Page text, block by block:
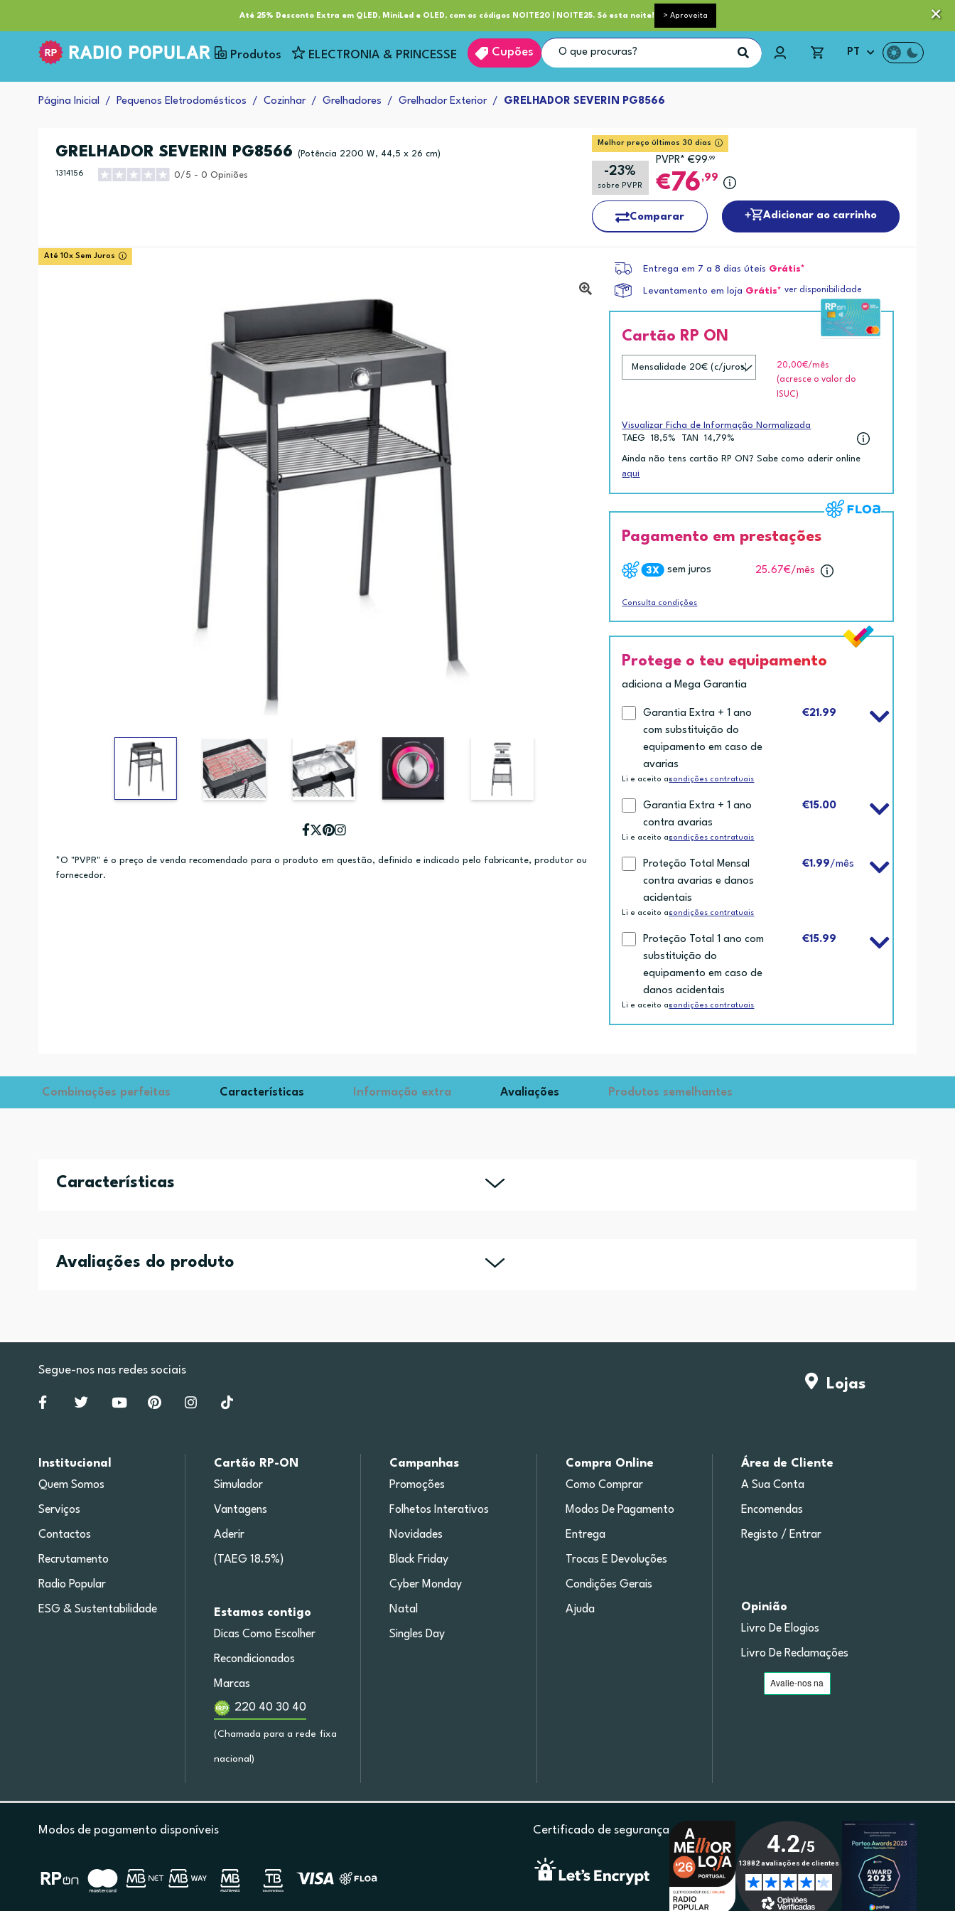
Até 25% Desconto Extra em QLED, MiniLed e OLED, com os códigos NOITE20 | NOITE25. Só esta noite! > Aproveita
Serviços Clube RP+ Entrega pequeno porte grátis acima de 35€*
Produtos ELECTRONIA & PRINCESSE Cupões PT
Página Inicial Pequenos Eletrodomésticos Cozinhar Grelhadores Grelhador Exterior GRELHADOR SEVERIN PG8566
GRELHADOR SEVERIN PG8566 (Potência 2200 W, 44,5 x 26 cm)
1314156 0/5 - 0 Opiniões
Melhor preço últimos 30 dias
-23%
sobre PVPR
PVPR* €99 ,99
76 ,99
Comparar Adicionar ao carrinho
Até 10x Sem Juros
*O "PVPR" é o preço de venda recomendado para o produto em questão, definido e indicado pelo fabricante, produtor ou
fornecedor.
Entrega em 7 a 8 dias úteis Grátis*
Levantamento em loja Grátis* ver disponibilidade
Cartão RP ON
20,00€/mês
(acresce o valor do
ISUC)
Visualizar Ficha de Informação Normalizada
TAEG
18,5% TAN 14,79%
Ainda não tens cartão RP ON? Sabe como aderir online
aqui
Pagamento em prestações
sem juros 25.67€/mês
Consulta condições
Protege o teu equipamento
adiciona a Mega Garantia
Garantia Extra + 1 ano
com substituição do
equipamento em caso de
avarias
€21.99
Li e aceito ascondições contratuais
Garantia Extra + 1 ano
contra avarias
€15.00
Li e aceito ascondições contratuais
Proteção Total Mensal
contra avarias e danos
acidentais
€1.99/mês
Li e aceito ascondições contratuais
Proteção Total 1 ano com
substituição do
equipamento em caso de
danos acidentais
€15.99
Li e aceito ascondições contratuais
Combinações perfeitas Características Informação extra Avaliações Produtos semelhantes
Características
Avaliações do produto
Lojas
Segue-nos nas redes sociais
Institucional
Quem Somos
Serviços
Contactos
Recrutamento
Radio Popular
ESG & Sustentabilidade
Cartão RP-ON
Simulador
Vantagens
Aderir
(TAEG 18.5%)
Estamos contigo
Dicas Como Escolher
Recondicionados
Marcas
220 40 30 40
(Chamada para a rede fixa
nacional)
Campanhas
Promoções
Folhetos Interativos
Novidades
Black Friday
Cyber Monday
Natal
Singles Day
Compra Online
Como Comprar
Modos De Pagamento
Entrega
Trocas E Devoluções
Condições Gerais
Ajuda
Área de Cliente
A Sua Conta
Encomendas
Registo / Entrar
Opinião
Livro De Elogios
Livro De Reclamações
Modos de pagamento disponíveis Certificado de segurança